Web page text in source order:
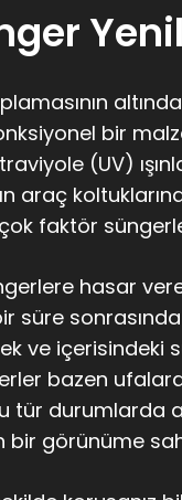
bir
(UV)
araç
faktör
hasar
süre
ve içerisindeki
bazen
tür durumlarda
bir görünüme